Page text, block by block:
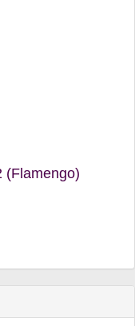
(Flamengo)